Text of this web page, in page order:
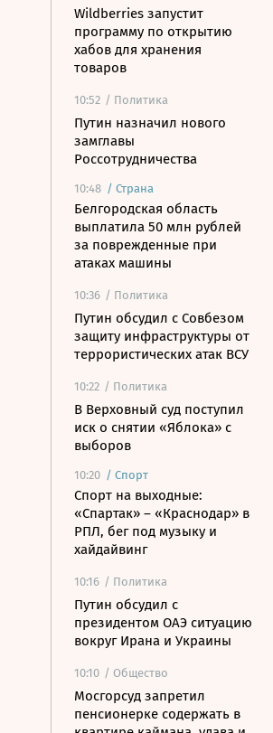
Wildberries запустит
программу по открытию
хабов для хранения
товаров
10:52 / Политика
Путин назначил нового
замглавы
Россотрудничества
10:48 / Страна
Белгородская область
выплатила 50 млн рублей
за поврежденные при
атаках машины
10:36 / Политика
Путин обсудил с Совбезом
защиту инфраструктуры от
террористических атак ВСУ
10:22 / Политика
В Верховный суд поступил
иск о снятии «Яблока» с
выборов
10:20 / Спорт
Спорт на выходные:
«Спартак» – «Краснодар» в
РПЛ, бег под музыку и
хайдайвинг
10:16 / Политика
Путин обсудил с
президентом ОАЭ ситуацию
вокруг Ирана и Украины
10:10 / Общество
Мосгорсуд запретил
пенсионерке содержать в